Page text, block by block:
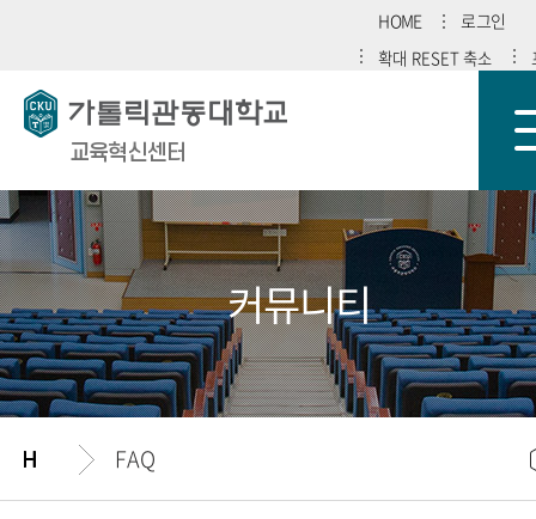
HOME 로그인
확대 RESET축소
교육혁신센터
커뮤니티
FAQ